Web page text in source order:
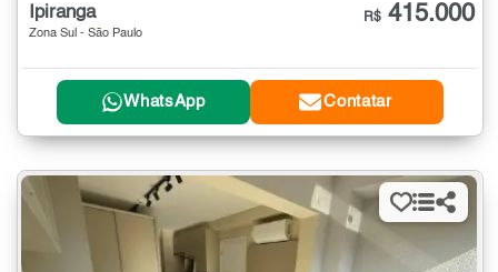
Ipiranga
Zona Sul - São Paulo
R$ 415.000
WhatsApp Contatar